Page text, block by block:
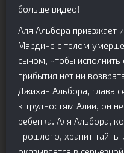
больше видео!
Аля Альбора приезжает
Мардине с телом
сыном, чтобы
прибытия нет ни
Джихан Альбора, глава
к трудностям Алии, он
ребенка. Аля Альбора,
прошлого, хранит тайны